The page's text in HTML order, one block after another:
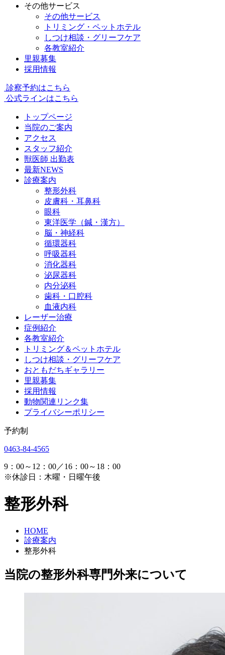
その他サービス
その他サービス
トリミング・ペットホテル
しつけ相談・グリーフケア
各教室紹介
里親募集
採用情報
診察予約はこちら
公式ラインはこちら
トップページ
当院のご案内
アクセス
スタッフ紹介
獣医師 出勤表
最新NEWS
診療案内
整形外科
皮膚科・耳鼻科
眼科
東洋医学（鍼・漢方）
脳・神経科
循環器科
呼吸器科
消化器科
泌尿器科
内分泌科
歯科・口腔科
血液内科
レーザー治療
症例紹介
各教室紹介
トリミング＆ペットホテル
しつけ相談・グリーフケア
おともだちギャラリー
里親募集
採用情報
動物関連リンク集
プライバシーポリシー
予約制
0463-84-4565
9：00～12：00／16：00～18：00
※休診日：木曜・日曜午後
整形外科
HOME
診療案内
整形外科
当院の整形外科専門外来について